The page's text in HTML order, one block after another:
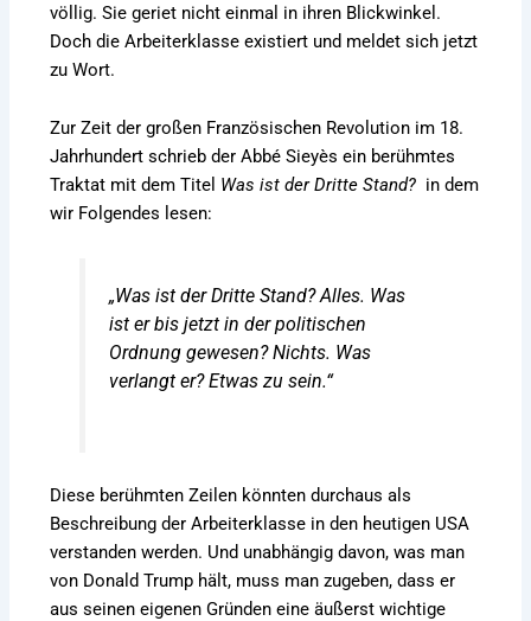
völlig. Sie geriet nicht einmal in ihren Blickwinkel.
Doch die Arbeiterklasse existiert und meldet sich jetzt
zu Wort.
Zur Zeit der großen Französischen Revolution im 18.
Jahrhundert schrieb der Abbé Sieyès ein berühmtes
Traktat mit dem Titel Was ist der Dritte Stand? in dem
wir Folgendes lesen:
„Was ist der Dritte Stand? Alles. Was
ist er bis jetzt in der politischen
Ordnung gewesen? Nichts. Was
verlangt er? Etwas zu sein.“
Diese berühmten Zeilen könnten durchaus als
Beschreibung der Arbeiterklasse in den heutigen USA
verstanden werden. Und unabhängig davon, was man
von Donald Trump hält, muss man zugeben, dass er
aus seinen eigenen Gründen eine äußerst wichtige